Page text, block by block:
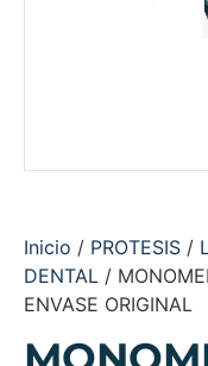
Inicio / PROTESIS /
DENTAL /
ENVASE ORIGINAL